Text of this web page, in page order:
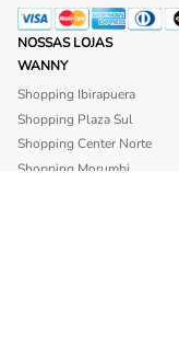
NOSSAS LOJAS
WANNY
Shopping Ibirapuera
Shopping Plaza Sul
Shopping Center Norte
Shopping Morumbi